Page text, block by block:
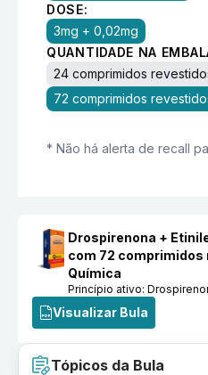
DOSE:
3mg + 0,02mg
QUANTIDADE NA
24 comprimidos
72 comprimidos
* Não há alerta de recall
Drospirenona +
com 72 comprimidos
Química
Princípio ativo:
Visualizar Bula
Tópicos da Bula